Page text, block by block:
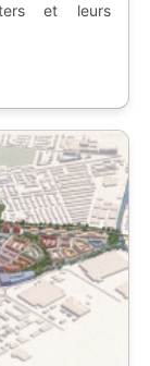
et leurs